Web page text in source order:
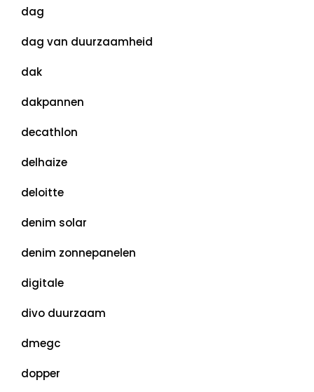
dag
dag van duurzaamheid
dak
dakpannen
decathlon
delhaize
deloitte
denim solar
denim zonnepanelen
digitale
divo duurzaam
dmegc
dopper